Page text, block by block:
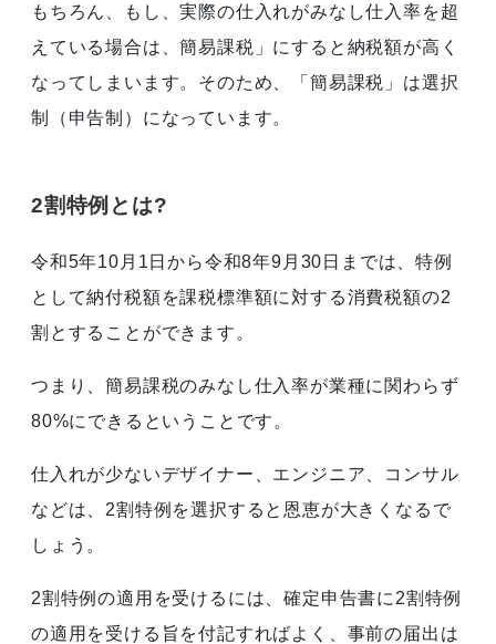
もちろん、もし、実際の仕入れがみなし仕入率を超
えている場合は、簡易課税」にすると納税額が高く
なってしまいます。そのため、「簡易課税」は選択
制（申告制）になっています。
2割特例とは?
令和5年10月1日から令和8年9月30日までは、特例
として納付税額を課税標準額に対する消費税額の2
割とすることができます。
つまり、簡易課税のみなし仕入率が業種に関わらず
80%にできるということです。
仕入れが少ないデザイナー、エンジニア、コンサル
などは、2割特例を選択すると恩恵が大きくなるで
しょう。
2割特例の適用を受けるには、確定申告書に2割特例
の適用を受ける旨を付記すればよく、事前の届出は